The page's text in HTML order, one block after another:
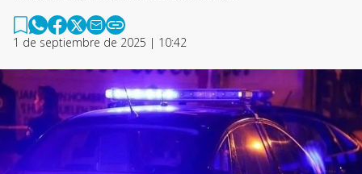
1 de septiembre de 2025 | 10:42